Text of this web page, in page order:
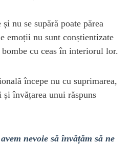
nu se supără poate părea
emoții nu sunt conștientizate
cu ceas în interiorul lor.
începe nu cu suprimarea,
și învățarea unui răspuns
nevoie să învățăm să ne